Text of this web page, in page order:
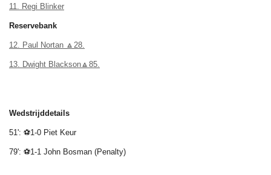
11. Regi Blinker
Reservebank
12. Paul Nortan 🔼28.
13. Dwight Blackson🔼85.
Wedstrijddetails
51': ⚽1-0 Piet Keur
79': ⚽1-1 John Bosman (Penalty)